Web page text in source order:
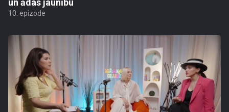
un ādas jaunību
10. epizode